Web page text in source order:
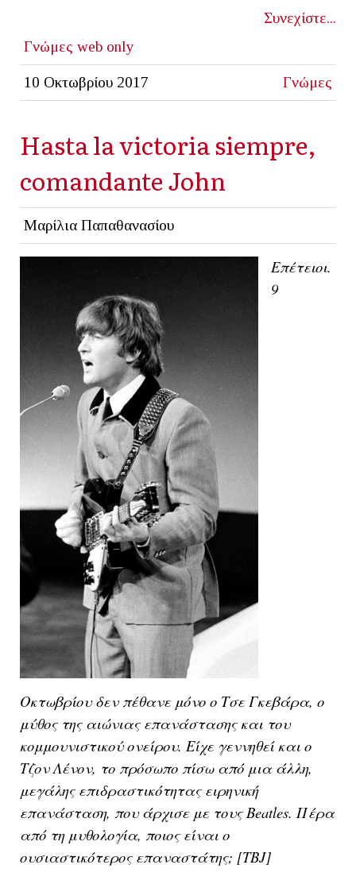
Συνεχίστε...
Γνώμες web only
10 Οκτωβρίου 2017 Γνώμες
Hasta la victoria siempre,
comandante John
Μαρίλια Παπαθανασίου
Επέτειοι.
9
Οκτωβρίου δεν πέθανε μόνο ο Τσε Γκεβάρα, ο
μύθος της αιώνιας επανάστασης και του
κομμουνιστικού ονείρου. Είχε γεννηθεί και ο
Τζον Λένον, το πρόσωπο πίσω από μια άλλη,
μεγάλης επιδραστικότητας ειρηνική
επανάσταση, που άρχισε με τους Beatles. Πέρα
από τη μυθολογία, ποιος είναι ο
ουσιαστικότερος επαναστάτης; [TBJ]